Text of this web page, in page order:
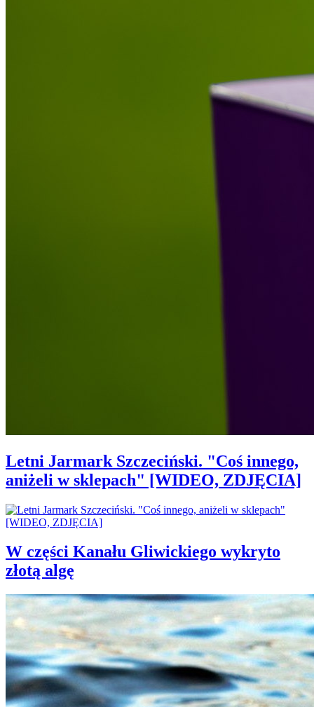
Letni Jarmark Szczeciński. "Coś innego,
aniżeli w sklepach" [WIDEO, ZDJĘCIA]
W części Kanału Gliwickiego wykryto
złotą algę